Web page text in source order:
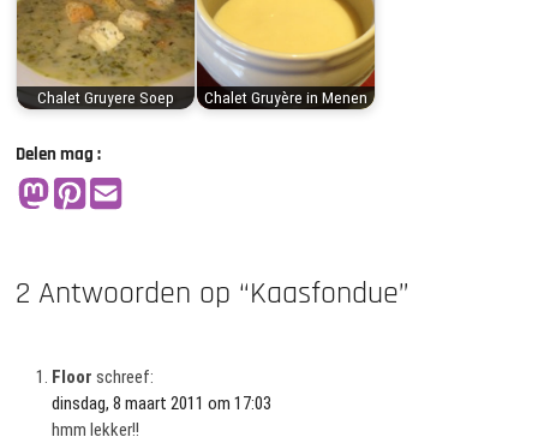
Chalet Gruyere Soep Chalet Gruyère in Menen
Delen mag :
2 Antwoorden op “Kaasfondue”
Floor schreef:
dinsdag, 8 maart 2011 om 17:03
hmm lekker!!